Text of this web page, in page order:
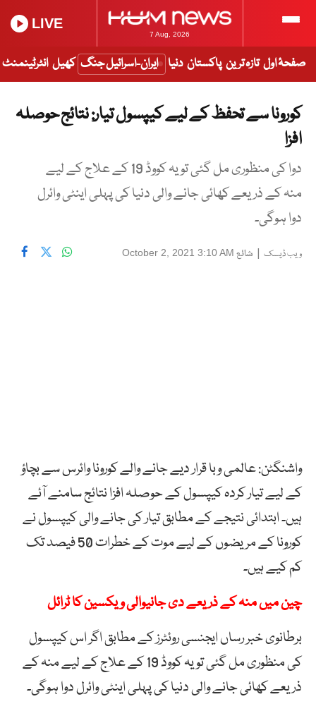
7 Aug, 2026
LIVE
صفحۂ اول تازہ ترین پاکستان دنیا ایران-اسرائیل جنگ کھیل انٹرٹینمنٹ
کورونا سے تحفظ کے لیے کیپسول تیار: نتائج حوصلہ
افزا
دوا کی منظوری مل گئی تو یہ کووڈ 19 کے علاج کے لیے
منہ کے ذریعے کھائی جانے والی دنیا کی پہلی اینٹی وائرل
دوا ہوگی۔
ویب ڈیسک | شائع October 2, 2021 3:10 AM
واشنگٹن: عالمی وبا قرار دیے جانے والے کورونا وائرس سے بچاؤ
کے لیے تیار کردہ کیپسول کے حوصلہ افزا نتائج سامنے آئے
ہیں۔ ابتدائی نتیجے کے مطابق تیار کی جانے والی کیپسول نے
کورونا کے مریضوں کے لیے موت کے خطرات 50 فیصد تک
کم کیے ہیں۔
چین میں منہ کے ذریعے دی جانیوالی ویکسین کا ٹرائل
برطانوی خبر رساں ایجنسی روئٹرز کے مطابق اگر اس کیپسول
کی منظوری مل گئی تو یہ کووڈ 19 کے علاج کے لیے منہ کے
ذریعے کھائی جانے والی دنیا کی پہلی اینٹی وائرل دوا ہوگی۔